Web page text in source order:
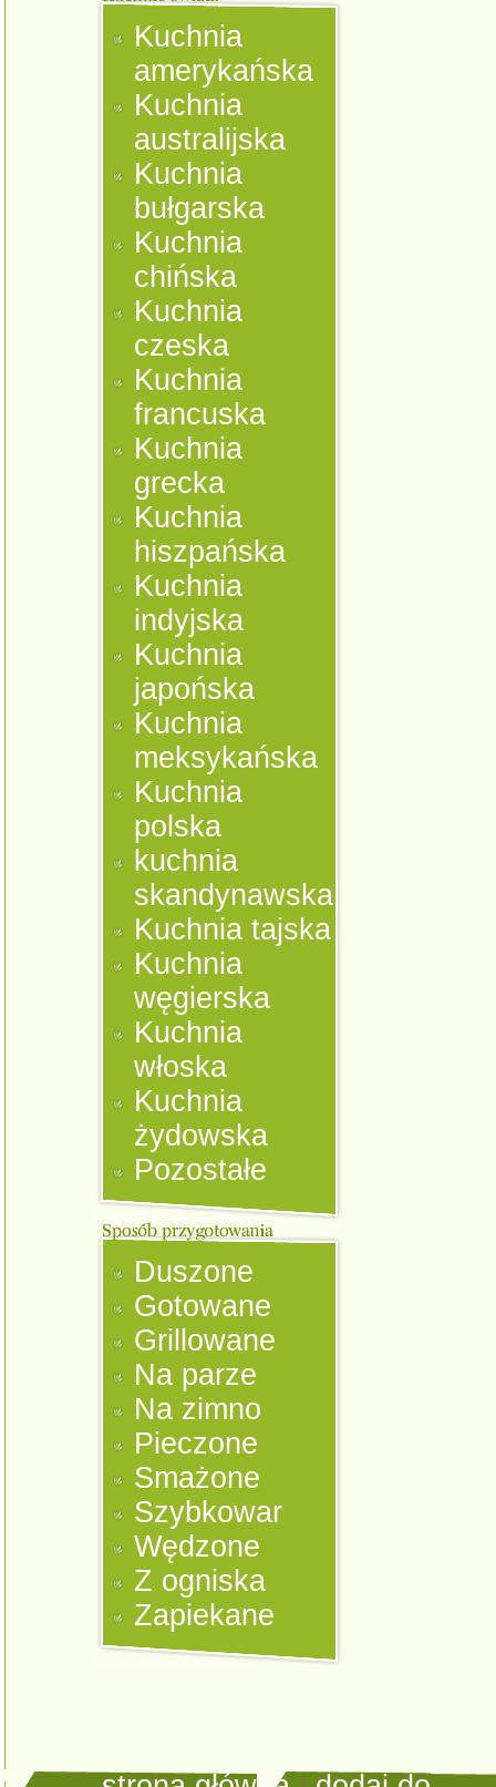
Kuchnia
amerykańska
Kuchnia
australijska
Kuchnia
bułgarska
Kuchnia
chińska
Kuchnia
czeska
Kuchnia
francuska
Kuchnia
grecka
Kuchnia
hiszpańska
Kuchnia
indyjska
Kuchnia
japońska
Kuchnia
meksykańska
Kuchnia
polska
kuchnia
skandynawska
Kuchnia tajska
Kuchnia
węgierska
Kuchnia
włoska
Kuchnia
żydowska
Pozostałe
Duszone
Gotowane
Grillowane
Na parze
Na zimno
Pieczone
Smażone
Szybkowar
Wędzone
Z ogniska
Zapiekane